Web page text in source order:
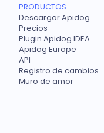
PRODUCTOS
Descargar Apidog
Precios
Plugin Apidog IDEA
Apidog Europe
API
Registro de cambios
Muro de amor